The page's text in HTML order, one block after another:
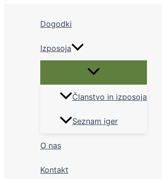
Dogodki
Izposoja
Menu
Članstvo in izposoja
Seznam iger
O nas
Kontakt